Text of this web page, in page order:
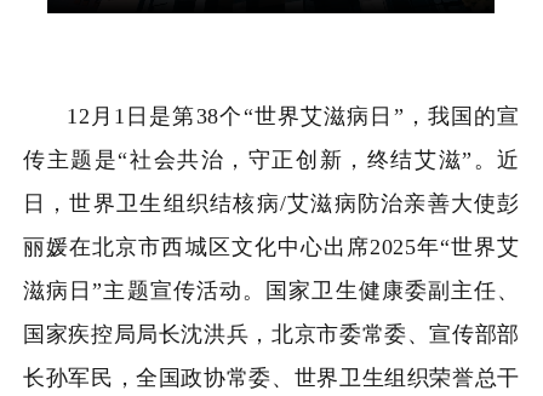
12 月 1 日是第38个“世界艾滋病日”，我国的宣
传主题是“社会共治，守正创新，终结艾滋”。近
日，世界卫生组织结核病/艾滋病防治亲善大使彭
丽媛在北京市西城区文化中心出席2025年“世界艾
滋病日”主题宣传活动。国家卫生健康委副主任、
国家疾控局局长沈洪兵，北京市委常委、宣传部部
长孙军民 ，全国政协常委、世界卫生组织荣誉总干